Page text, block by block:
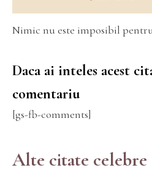
Nimic nu este imposibil
Daca ai inteles acest
comentariu
[gs-fb-comments]
Alte citate celebre